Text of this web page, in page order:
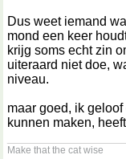
Dus weet iemand
mond een keer
krijg soms echt zin
uiteraard niet doe,
niveau.
maar goed, ik
kunnen maken,
Make that the cat wise